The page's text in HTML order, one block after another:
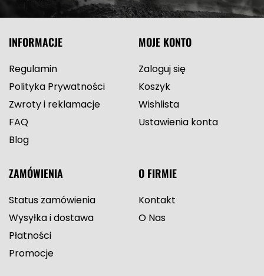
INFORMACJE
Regulamin
Polityka Prywatności
Zwroty i reklamacje
FAQ
Blog
MOJE KONTO
Zaloguj się
Koszyk
Wishlista
Ustawienia konta
ZAMÓWIENIA
Status zamówienia
Wysyłka i dostawa
Płatności
Promocje
O FIRMIE
Kontakt
O Nas